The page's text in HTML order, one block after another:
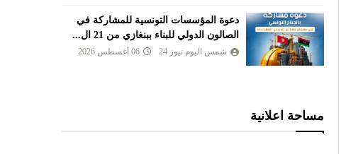
دعوة المؤسسات التونسية للمشاركة في
الصالون الدولي للبناء ببنغازي من 21 ال...
شمس اليوم نيوز 24 06 أغسطس 2026
مساحة اعلانية